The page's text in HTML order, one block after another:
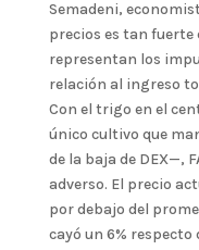
Semadeni,
precios es tan fuerte
representan los
relación al ingreso
Con el trigo en el
único cultivo que
de la baja de DEX—,
adverso. El precio
por debajo del
cayó un 6% respecto